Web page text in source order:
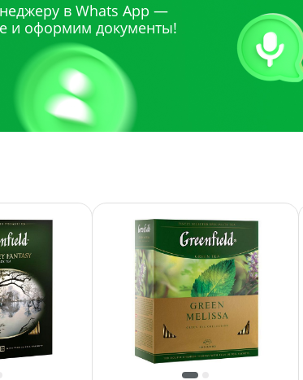
в Whats App —
и оформим документы!